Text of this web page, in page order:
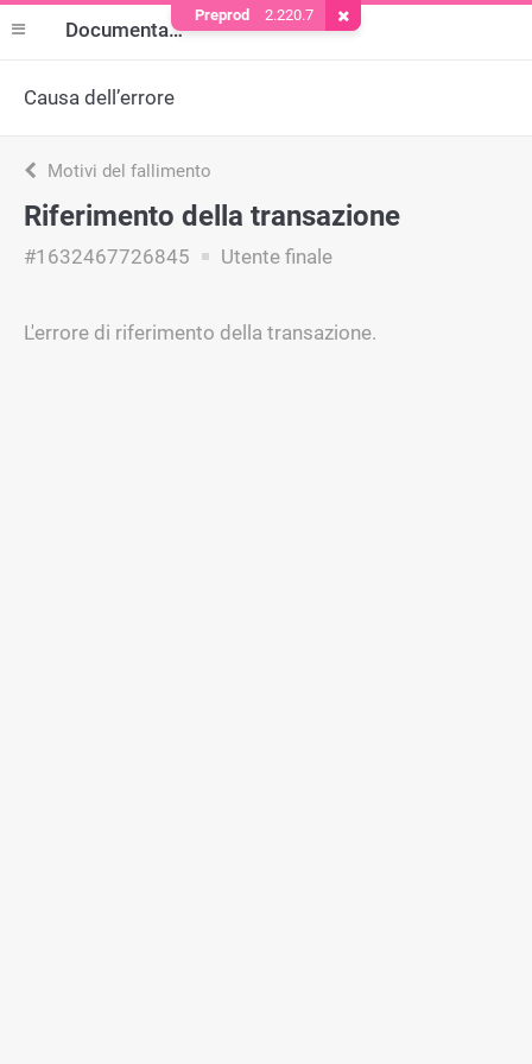
Documentazione
Causa dell’errore
Motivi del fallimento
Riferimento della transazione
#1632467726845 Utente finale
L'errore di riferimento della transazione.
Preprod 2.220.7 Rimuovere il cookie